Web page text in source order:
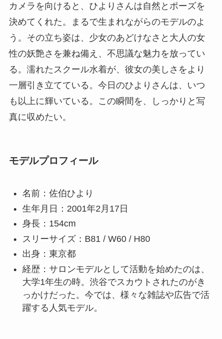
カメラを向けると、ひよりさんは自然とポーズを
決めてくれた。まるで生まれながらのモデルのよ
う。その立ち姿は、少女のあどけなさと大人の女
性の妖艶さを兼ね備え、不思議な魅力を放ってい
る。濡れたスクール水着が、彼女の美しさをより
一層引き立てている。今日のひよりさんは、いつ
も以上に輝いている。この瞬間を、しっかりと写
真に収めたい。
モデルプロフィール
名前：佐伯ひより
生年月日：2001年2月17日
身長：154cm
スリーサイズ：B81 / W60 / H80
出身：東京都
経歴：サロンモデルとして活動を始めたのは、
大学1年生の時。渋谷でスカウトされたのがき
っかけだった。今では、様々な雑誌や広告で活
躍する人気モデル。